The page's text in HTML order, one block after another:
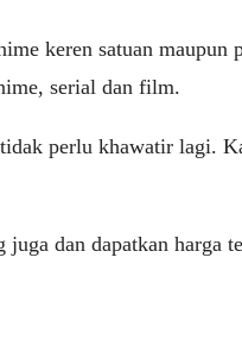
keren satuan
serial dan film.
perlu khawatir lagi.
dan dapatkan harga